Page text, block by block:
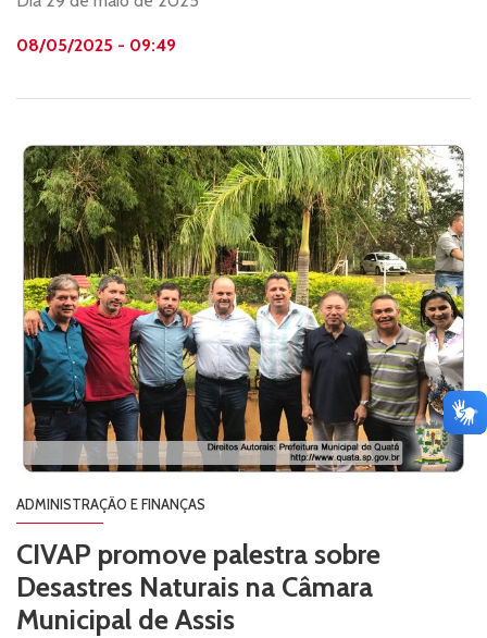
08/05/2025 - 09:49
ADMINISTRAÇÃO E FINANÇAS
CIVAP promove palestra sobre
Desastres Naturais na Câmara
Municipal de Assis